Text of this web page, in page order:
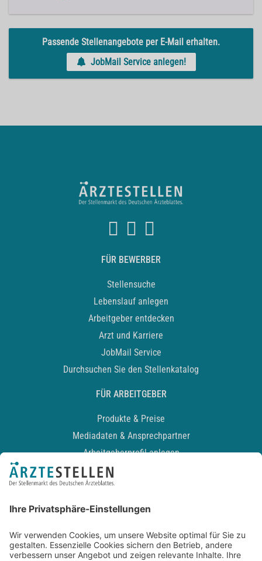
Passende Stellenangebote per E-Mail erhalten.
JobMail Service anlegen!
FÜR BEWERBER
Stellensuche
Lebenslauf anlegen
Arbeitgeber entdecken
Arzt und Karriere
JobMail Service
Durchsuchen Sie den Stellenkatalog
FÜR ARBEITGEBER
Produkte & Preise
Mediadaten & Ansprechpartner
Arbeitgeberprofil anlegen
Recruiting-Podcast
Kontakt
Datenschutz